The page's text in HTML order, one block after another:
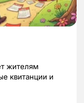
жителям
квитанции и